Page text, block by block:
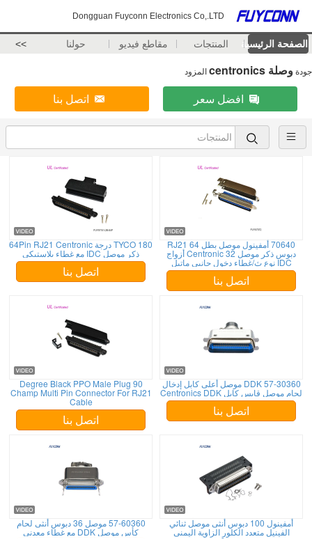
Dongguan Fuyconn Electronics Co,.LTD
الصفحة الرئيسية المنتجات مقاطع فيديو حولنا >>
جودة وصلة centronics المزود
افضل سعر اتصل بنا
TYCO 180 درجة 64Pin RJ21 Centronic
ذكر موصل IDC مع غطاء بلاستيكي
اتصل بنا
70640 أمفينول موصل بطل RJ21 64
دبوس ذكر موصل Centronic 32 أزواج
IDC نوع ث/غطاء دخول جانبي ماتيل
اتصل بنا
90 Degree Black PPO Male Plug
Champ Multi Pin Connector For RJ21
Cable
اتصل بنا
DDK 57-30360 موصل أعلى كابل إدخال
لحام موصل قابس كابل Centronics DDK
اتصل بنا
57-60360 موصل 36 دبوس أنثى لحام
كأس موصل DDK مع غطاء معدني
أمفينول 100 دبوس أنثى موصل ثنائي
الفينيل متعدد الكلور الزاوية اليمنى